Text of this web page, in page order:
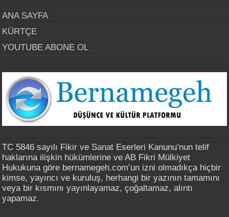
ANA SAYFA
KÜRTÇE
YOUTUBE ABONE OL
TC 5846 sayılı Fikir ve Sanat Eserleri Kanunu’nun telif
haklarına ilişkin hükümlerine ve AB Fikri Mülkiyet
Hukukuna göre bernamegeh.com’un izni olmadıkça hiçbir
kimse, yayıncı ve kuruluş, herhangi bir yazının tamamını
veya bir kısmını yayınlayamaz, çoğaltamaz, alıntı
yapamaz.